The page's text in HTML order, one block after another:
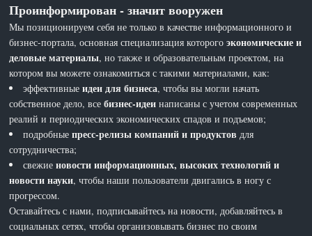
Проинформирован - значит вооружен
Мы позиционируем себя не только в качестве информационного и
бизнес-портала, основная специализация которогоэкономические и
деловые материалы, но также и образовательным проектом, на
котором вы можете ознакомиться с такими материалами, как:
эффективныеидеи для бизнеса, чтобы вы могли начать
собственное дело, всебизнес-идеи написаны с учетом современных
реалий и периодических экономических спадов и подъемов;
подробныепресс-релизы компаний и продуктов для
сотрудничества;
свежиеновости информационных, высоких технологий и
новости науки, чтобы наши пользователи двигались в ногу с
прогрессом.
Оставайтесь с нами, подписывайтесь на новости, добавляйтесь в
социальных сетях, чтобы организовывать бизнес по своим